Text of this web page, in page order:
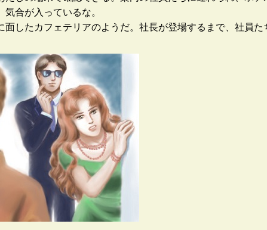
合が入っているな。
したカフェテリアのようだ。社長が登場するまで、社員